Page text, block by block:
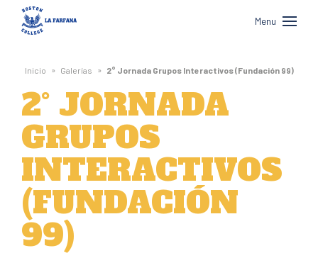
Boston
College
La
Farfana
Menu
Inicio » Galerías » 2° Jornada Grupos Interactivos (Fundación 99)
2° JORNADA
GRUPOS
INTERACTIVOS
(FUNDACIÓN
99)